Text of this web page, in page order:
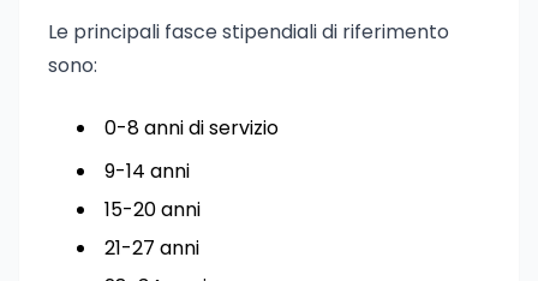
Le principali fasce stipendiali di riferimento
sono:
0-8 anni di servizio
9-14 anni
15-20 anni
21-27 anni